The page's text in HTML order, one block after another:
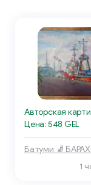
Цена: 548 GEL
1